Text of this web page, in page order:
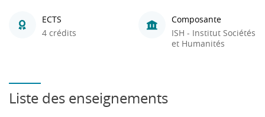
ECTS
4 crédits
Composante
ISH - Institut Sociétés
et Humanités
Liste des enseignements